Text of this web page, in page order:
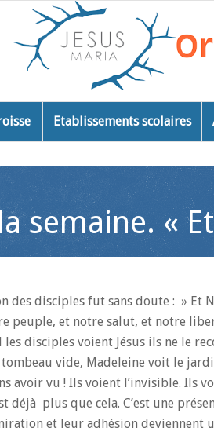
Etablissements scolaires
semaine. «
des disciples fut sans doute : » Et
peuple, et notre salut, et notre
disciples voient Jésus ils ne le
vide, Madeleine voit le
avoir vu ! Ils voient l’invisible. Ils
plus que cela. C’est une
et leur adhésion deviennent